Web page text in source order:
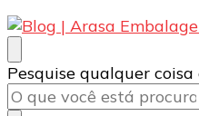
Blog | Arasa Embalagens
Confira conteúdos sobre
doces e salgados. Tudo
qualidade Arasa. Leia
Procurando
algo?
Pesquise qualquer